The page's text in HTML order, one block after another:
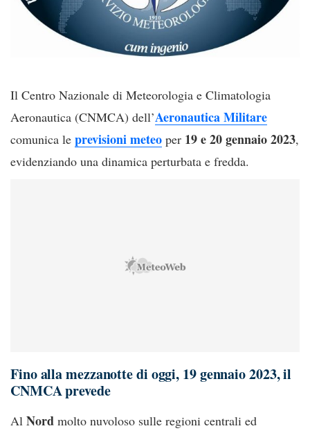
Il Centro Nazionale di Meteorologia e Climatologia
Aeronautica (CNMCA) dell’Aeronautica Militare
comunica le previsioni meteo per 19 e 20 gennaio 2023,
evidenziando una dinamica perturbata e fredda.
Fino alla mezzanotte di oggi, 19 gennaio 2023, il
CNMCAprevede
Al Nord molto nuvoloso sulle regioni centrali ed